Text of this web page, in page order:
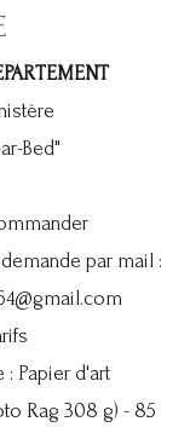
Bed"
par mail :
: Papier d'art
Rag 308 g) - 85